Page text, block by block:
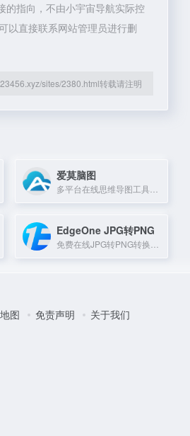
的指向，不由小宇宙导航实际控
以直接联系网站管理员进行删
sites/2380.html转载请注明
爱莫脑图
EdgeOne JPG转PNG
图 免责声明 关于我们